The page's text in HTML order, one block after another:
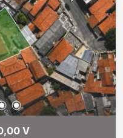
Sistema de garagem
V